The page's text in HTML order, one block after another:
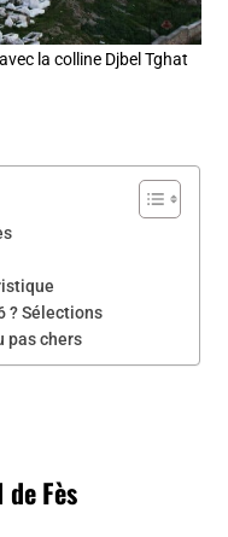
la colline Djbel Tghat
? Sélections
pas chers
Fès